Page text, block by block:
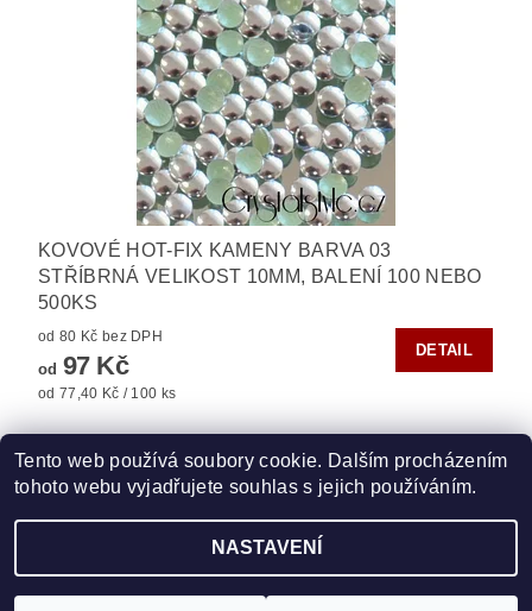
KOVOVÉ HOT-FIX KAMENY BARVA 03
STŘÍBRNÁ VELIKOST 10MM, BALENÍ 100 NEBO
500KS
od 80 Kč bez DPH
od 97 Kč
od 77,40 Kč / 100 ks
DETAIL
Zboží.cz | Heureka.cz | Vyšívací.cz | Crystalstyle.cz
2026 ©HOT-FIX, všechna práva vyhrazena
Tento web používá soubory cookie. Dalším procházením
tohoto webu vyjadřujete souhlas s jejich používáním.
NASTAVENÍ